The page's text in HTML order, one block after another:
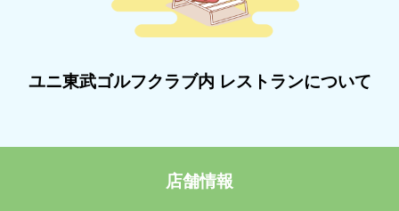
ユニ東武ゴルフクラブ内 レストランについて
店舗情報